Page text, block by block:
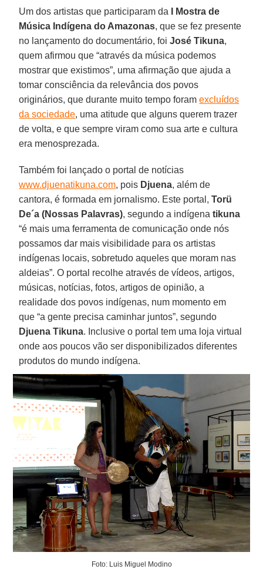
Um dos artistas que participaram da
I Mostra de
Música Indígena do Amazonas, que se fez presente
no lançamento do documentário, foiJosé Tikuna,
quem afirmou que “através da música podemos
mostrar que existimos”, uma afirmação que ajuda a
tomar consciência da relevância dos povos
originários, que durante muito tempo foramexcluídos
da sociedade, uma atitude que alguns querem trazer
de volta, e que sempre viram como sua arte e cultura
era menosprezada.
Também foi lançado o portal de notícias
www.djuenatikuna.com, pois Djuena, além de
cantora, é formada em jornalismo. Este portal,Torü
De´a (Nossas Palavras), segundo a indígenatikuna
“é mais uma ferramenta de comunicação onde nós
possamos dar mais visibilidade para os artistas
indígenas locais, sobretudo aqueles que moram nas
aldeias”. O portal recolhe através de vídeos, artigos,
músicas, notícias, fotos, artigos de opinião, a
realidade dos povos indígenas, num momento em
que “a gente precisa caminhar juntos”, segundo
Djuena Tikuna. Inclusive o portal tem uma loja virtual
onde aos poucos vão ser disponibilizados diferentes
produtos do mundo indígena.
Foto: Luis Miguel Modino